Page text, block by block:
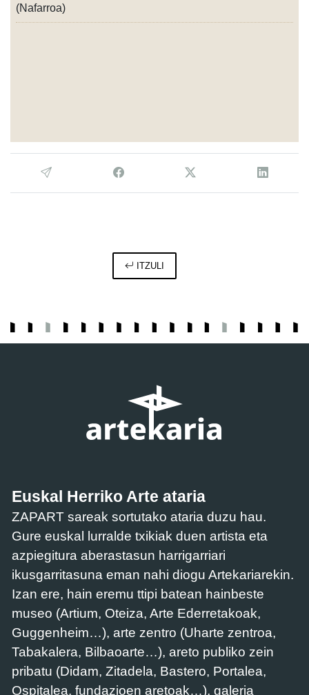
(Nafarroa)
ITZULI
Euskal Herriko Arte ataria
ZAPART sareak sortutako ataria duzu hau.
Gure euskal lurralde txikiak duen artista eta
azpiegitura aberastasun harrigarriari
ikusgarritasuna eman nahi diogu Artekariarekin.
Izan ere, hain eremu ttipi batean hainbeste
museo (Artium, Oteiza, Arte Ederretakoak,
Guggenheim…), arte zentro (Uharte zentroa,
Tabakalera, Bilbaoarte…), areto publiko zein
pribatu (Didam, Zitadela, Bastero, Portalea,
Ospitalea, fundazioen aretoak…), galeria